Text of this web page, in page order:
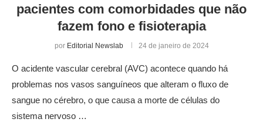
pacientes com comorbidades que não
fazem fono e fisioterapia
por Editorial Newslab 24 de janeiro de 2024
O acidente vascular cerebral (AVC) acontece quando há
problemas nos vasos sanguíneos que alteram o fluxo de
sangue no cérebro, o que causa a morte de células do
sistema nervoso …